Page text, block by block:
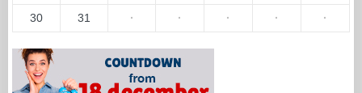
30 31 · · · · ·